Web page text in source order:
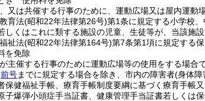
又は共催する行事のために、運動広場又は屋内運動
育法(昭和22年法律第26号)第1条に規定する小学校
しくはこれに類する施設の児童、生徒等が、当該
祉法(昭和22年法律第164号)第7条第1項に規定する
を免除
主催する行事のために運動広場等の使用をする場
前号までに規定する場合を除き、市内の障害者(身体障
保健福祉手帳、療育手帳制度要綱に基づく療育手帳
子爆弾小頭症手当証書、健康管理手当証書若しくは